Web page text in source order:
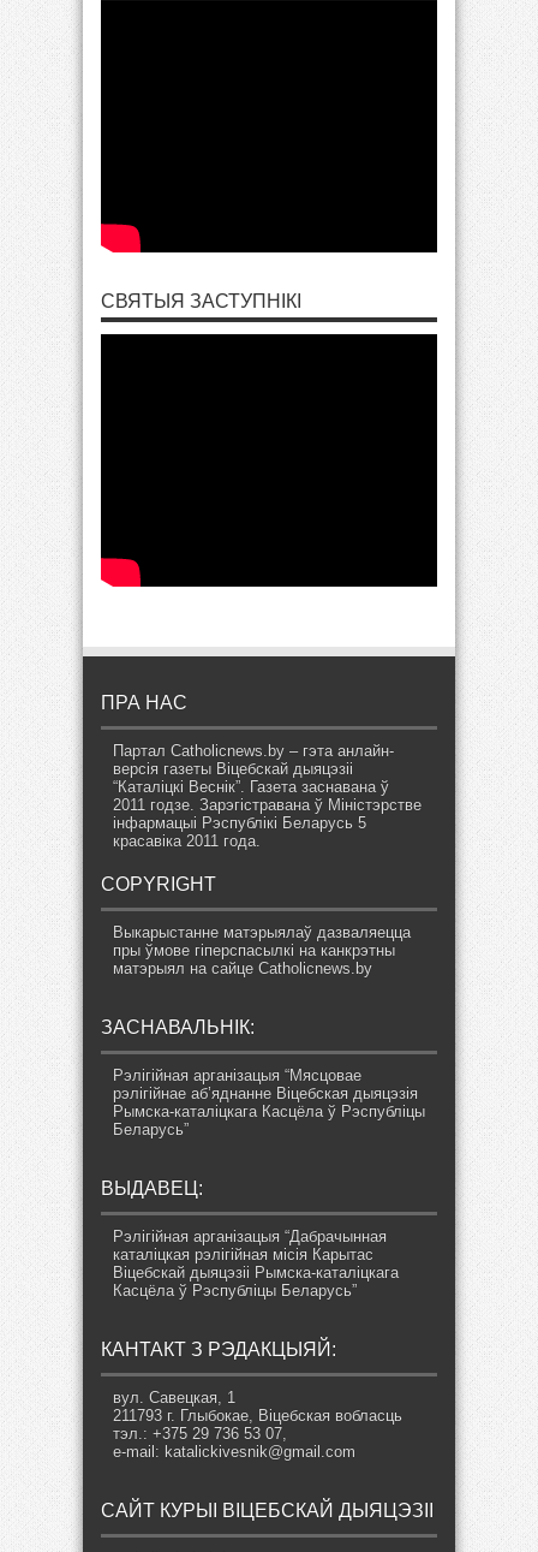
СВЯТЫЯ ЗАСТУПНІКІ
ПРА НАС
Партал Catholicnews.by – гэта анлайн-
версія газеты Віцебскай дыяцэзіі
“Каталіцкі Веснік”. Газета заснавана ў
2011 годзе. Зарэгістравана ў Міністэрстве
інфармацыі Рэспублікі Беларусь 5
красавіка 2011 года.
COPYRIGHT
Выкарыстанне матэрыялаў дазваляецца
пры ўмове гіперспасылкі на канкрэтны
матэрыял на сайце Catholicnews.by
ЗАСНАВАЛЬНІК:
Рэлігійная арганізацыя “Мясцовае
рэлігійнае аб’яднанне Віцебская дыяцэзія
Рымска-каталіцкага Касцёла ў Рэспубліцы
Беларусь”
ВЫДАВЕЦ:
Рэлігійная арганізацыя “Дабрачынная
каталіцкая рэлігійная місія Карытас
Віцебскай дыяцэзіі Рымска-каталіцкага
Касцёла ў Рэспубліцы Беларусь”
КАНТАКТ З РЭДАКЦЫЯЙ:
вул. Савецкая, 1
211793 г. Глыбокае, Віцебская вобласць
тэл.: +375 29 736 53 07,
e-mail: katalickivesnik@gmail.com
САЙТ КУРЫІ ВІЦЕБСКАЙ ДЫЯЦЭЗІІ